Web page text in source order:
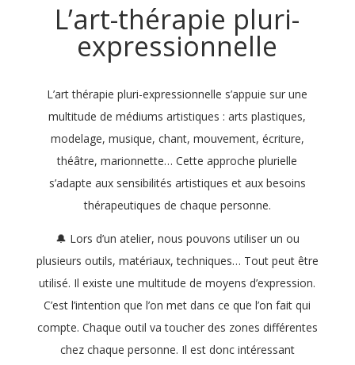
L’art-thérapie pluri-
expressionnelle
L’art thérapie pluri-expressionnelle s’appuie sur une
multitude de médiums artistiques : arts plastiques,
modelage, musique, chant, mouvement, écriture,
théâtre, marionnette… Cette approche plurielle
s’adapte aux sensibilités artistiques et aux besoins
thérapeutiques de chaque personne.
🔔 Lors d’un atelier, nous pouvons utiliser un ou
plusieurs outils, matériaux, techniques… Tout peut être
utilisé. Il existe une multitude de moyens d’expression.
C’est l’intention que l’on met dans ce que l’on fait qui
compte. Chaque outil va toucher des zones différentes
chez chaque personne. Il est donc intéressant